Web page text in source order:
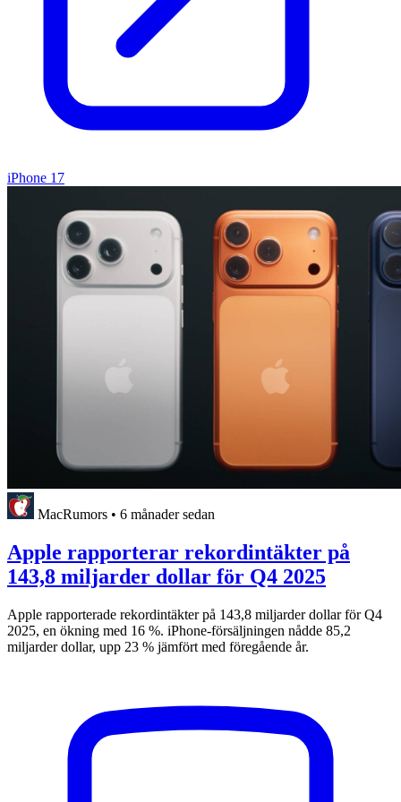
iPhone 17
MacRumors • 6 månader sedan
Apple rapporterar rekordintäkter på
143,8 miljarder dollar för Q4 2025
Apple rapporterade rekordintäkter på 143,8 miljarder dollar för Q4
2025, en ökning med 16 %. iPhone-försäljningen nådde 85,2
miljarder dollar, upp 23 % jämfört med föregående år.